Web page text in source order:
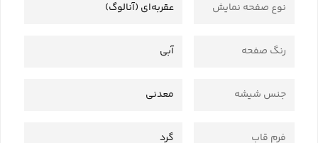
نوع صفحه نمایش عقربه‌ای (آنالوگ)
رنگ صفحه آبی
جنس شیشه معدنی
فرم قاب گرد